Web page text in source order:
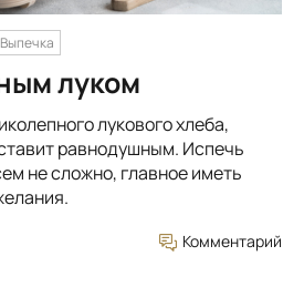
Выпечка
луком
лукового хлеба,
равнодушным. Испечь
не сложно, главное иметь
Комментарий